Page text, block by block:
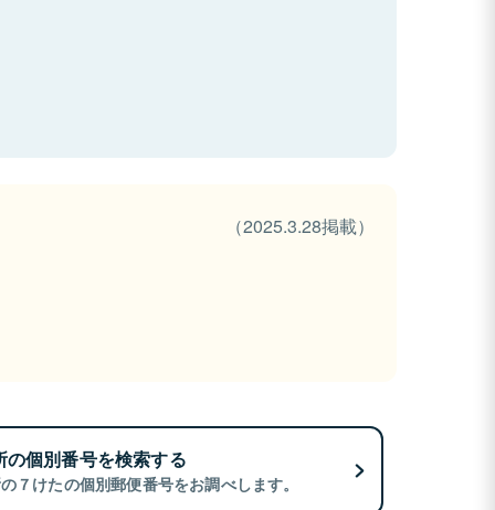
（2025.3.28掲載）
の個別番号を検索する
７けたの個別郵便番号をお調べします。